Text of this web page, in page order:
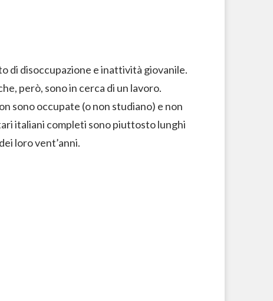
di disoccupazione e inattività giovanile.
però, sono in cerca di un lavoro.
sono occupate (o non studiano) e non
italiani completi sono piuttosto lunghi
loro vent’anni.